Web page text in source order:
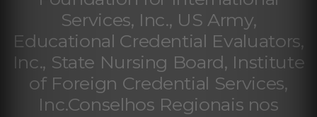
Services, Inc., US Army,
Educational Credential Evaluators,
Inc., State Nursing Board, Institute
of Foreign Credential Services,
Inc.Conselhos Regionais nos